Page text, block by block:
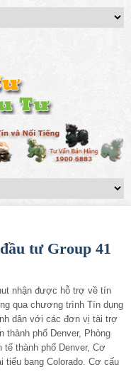
tư Group 41
nhận được hỗ trợ về tín
qua chương trình Tín dụng
dân với các đơn vị tài trợ
thành phố Denver, Phòng
tế thành phố Denver, Cơ
tiểu bang Colorado. Cơ cấu